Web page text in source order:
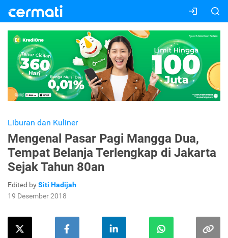
Liburan dan Kuliner
Mengenal Pasar Pagi Mangga Dua,
Tempat Belanja Terlengkap di Jakarta
Sejak Tahun 80an
Edited bySiti Hadijah
19 Desember 2018